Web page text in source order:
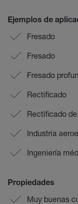
Ejemplos de
Fresado
Fresado
Fresado
Rectificado
Rectificado
Industria
Ingeniería
Propiedades
Muy buenas